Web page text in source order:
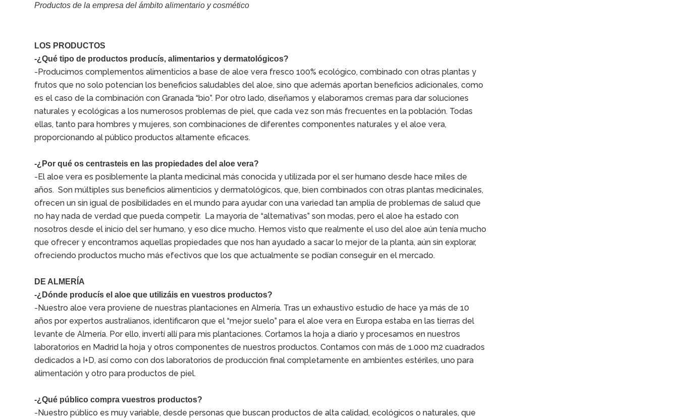
Productos de la empresa del ámbito alimentario y cosmético
LOS PRODUCTOS
-¿Qué tipo de productos producís, alimentarios y dermatológicos?
-Producimos complementos alimenticios a base de aloe vera fresco 100% ecológico, combinado con otras plantas y
frutos que no solo potencian los beneficios saludables del aloe, sino que además aportan beneficios adicionales, como
es el caso de la combinación con Granada “bio”. Por otro lado, diseñamos y elaboramos cremas para dar soluciones
naturales y ecológicas a los numerosos problemas de piel, que cada vez son más frecuentes en la población. Todas
ellas, tanto para hombres y mujeres, son combinaciones de diferentes componentes naturales y el aloe vera,
proporcionando al público productos altamente eficaces.
-¿Por qué os centrasteis en las propiedades del aloe vera?
-El aloe vera es posiblemente la planta medicinal más conocida y utilizada por el ser humano desde hace miles de
años. Son múltiples sus beneficios alimenticios y dermatológicos, que, bien combinados con otras plantas medicinales,
ofrecen un sin igual de posibilidades en el mundo para ayudar con una variedad tan amplia de problemas de salud que
no hay nada de verdad que pueda competir. La mayoría de “alternativas” son modas, pero el aloe ha estado con
nosotros desde el inicio del ser humano, y eso dice mucho. Hemos visto que realmente el uso del aloe aún tenía mucho
que ofrecer y encontramos aquellas propiedades que nos han ayudado a sacar lo mejor de la planta, aún sin explorar,
ofreciendo productos mucho más efectivos que los que actualmente se podían conseguir en el mercado.
DE ALMERÍA
-¿Dónde producís el aloe que utilizáis en vuestros productos?
-Nuestro aloe vera proviene de nuestras plantaciones en Almería. Tras un exhaustivo estudio de hace ya más de 10
años por expertos australianos, identificaron que el “mejor suelo” para el aloe vera en Europa estaba en las tierras del
levante de Almería. Por ello, invertí allí para mis plantaciones. Cortamos la hoja a diario y procesamos en nuestros
laboratorios en Madrid la hoja y otros componentes de nuestros productos. Contamos con más de 1.000 m2 cuadrados
dedicados a I+D, así como con dos laboratorios de producción final completamente en ambientes estériles, uno para
alimentación y otro para productos de piel.
-¿Qué público compra vuestros productos?
-Nuestro público es muy variable, desde personas que buscan productos de alta calidad, ecológicos o naturales, que